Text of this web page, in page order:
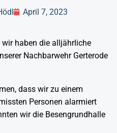
April 7, 2023
wir haben die alljährliche
Nachbarwehr Gerterode
dass wir zu einem
Personen alarmiert
wir die Besengrundhalle